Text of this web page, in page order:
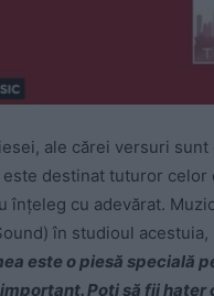
ale cărei versuri sunt
este destinat tuturor
înţeleg cu adevărat.
în studioul
este o piesă specială
Poţi să fii hater